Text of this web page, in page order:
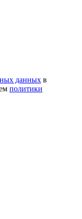
данных в
политики